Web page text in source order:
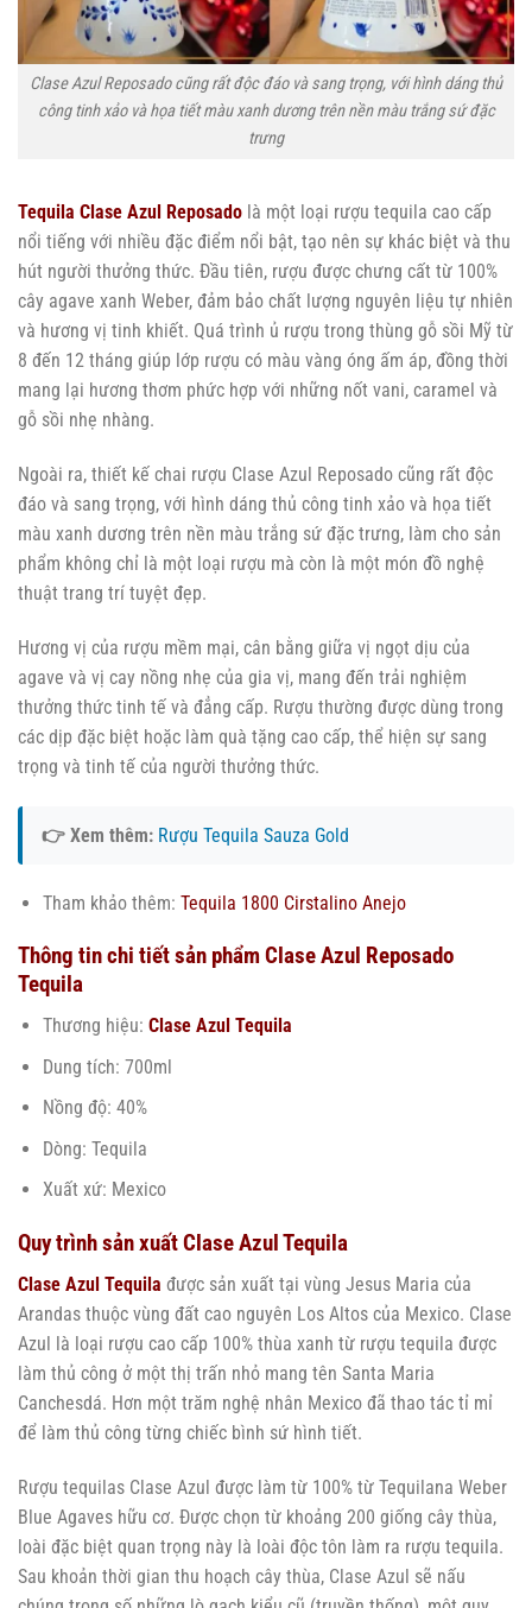
Clase Azul Reposado cũng rất độc đáo và sang trọng, với hình dáng thủ
công tinh xảo và họa tiết màu xanh dương trên nền màu trắng sứ đặc
trưng
Tequila Clase Azul Reposado là một loại rượu tequila cao cấp
nổi tiếng với nhiều đặc điểm nổi bật, tạo nên sự khác biệt và thu
hút người thưởng thức. Đầu tiên, rượu được chưng cất từ 100%
cây agave xanh Weber, đảm bảo chất lượng nguyên liệu tự nhiên
và hương vị tinh khiết. Quá trình ủ rượu trong thùng gỗ sồi Mỹ từ
8 đến 12 tháng giúp lớp rượu có màu vàng óng ấm áp, đồng thời
mang lại hương thơm phức hợp với những nốt vani, caramel và
gỗ sồi nhẹ nhàng.
Ngoài ra, thiết kế chai rượu Clase Azul Reposado cũng rất độc
đáo và sang trọng, với hình dáng thủ công tinh xảo và họa tiết
màu xanh dương trên nền màu trắng sứ đặc trưng, làm cho sản
phẩm không chỉ là một loại rượu mà còn là một món đồ nghệ
thuật trang trí tuyệt đẹp.
Hương vị của rượu mềm mại, cân bằng giữa vị ngọt dịu của
agave và vị cay nồng nhẹ của gia vị, mang đến trải nghiệm
thưởng thức tinh tế và đẳng cấp. Rượu thường được dùng trong
các dịp đặc biệt hoặc làm quà tặng cao cấp, thể hiện sự sang
trọng và tinh tế của người thưởng thức.
👉 Xem thêm: Rượu Tequila Sauza Gold
Tham khảo thêm: Tequila 1800 Cirstalino Anejo
Thông tin chi tiết sản phẩm Clase Azul Reposado
Tequila
Thương hiệu: Clase Azul Tequila
Dung tích: 700ml
Nồng độ: 40%
Dòng: Tequila
Xuất xứ: Mexico
Quy trình sản xuất Clase Azul Tequila
Clase Azul Tequila được sản xuất tại vùng Jesus Maria của
Arandas thuộc vùng đất cao nguyên Los Altos của Mexico. Clase
Azul là loại rượu cao cấp 100% thùa xanh từ rượu tequila được
làm thủ công ở một thị trấn nhỏ mang tên Santa Maria
Canchesdá. Hơn một trăm nghệ nhân Mexico đã thao tác tỉ mỉ
để làm thủ công từng chiếc bình sứ hình tiết.
Rượu tequilas Clase Azul được làm từ 100% từ Tequilana Weber
Blue Agaves hữu cơ. Được chọn từ khoảng 200 giống cây thùa,
loài đặc biệt quan trọng này là loài độc tôn làm ra rượu tequila.
Sau khoản thời gian thu hoạch cây thùa, Clase Azul sẽ nấu